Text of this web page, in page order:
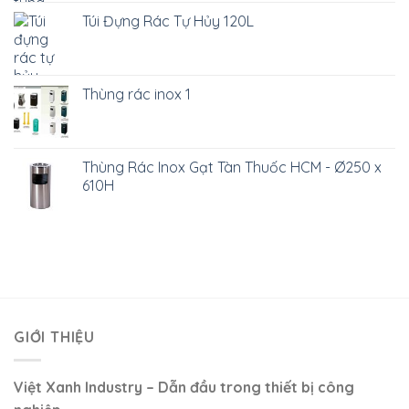
Túi Đựng Rác Tự Hủy 120L
Thùng rác inox 1
Thùng Rác Inox Gạt Tàn Thuốc HCM - Ø250 x
610H
GIỚI THIỆU
Việt Xanh Industry – Dẫn đầu trong thiết bị công